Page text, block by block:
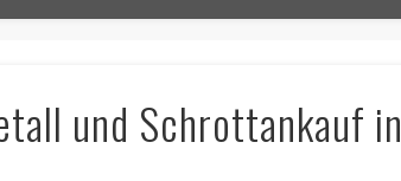
und Schrottankauf